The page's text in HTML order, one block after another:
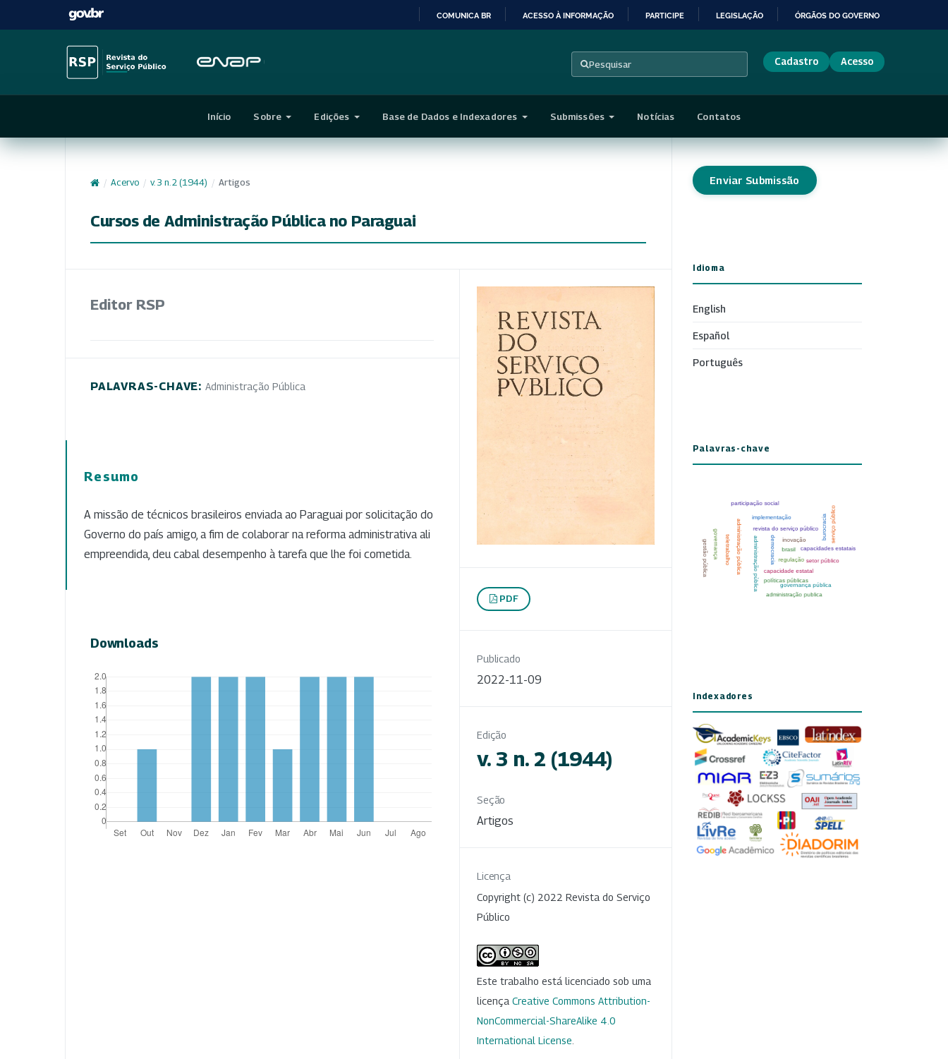
CONTEÚDO
COMUNICA BR ACESSO À INFORMAÇÃO PARTICIPE LEGISLAÇÃO ÓRGÃOS DO GOVERNO
Pesquisar Cadastro Acesso
Início Sobre Edições Base de Dados e Indexadores Submissões Notícias Contatos
/ Acervo / v. 3 n. 2 (1944) / Artigos
Cursos de Administração Pública no Paraguai
Editor RSP
PALAVRAS-CHAVE: Administração Pública
Resumo
A missão de técnicos brasileiros enviada ao Paraguai por solicitação do
Governo do país amigo, a fim de colaborar na reforma administrativa ali
empreendida, deu cabal desempenho à tarefa que lhe foi cometida.
Downloads
PDF
Publicado
2022-11-09
Edição
v. 3 n. 2 (1944)
Seção
Artigos
Licença
Copyright (c) 2022 Revista do Serviço
Público
Este trabalho está licenciado sob uma
licença Creative Commons Attribution-
NonCommercial-ShareAlike 4.0
International License
Enviar Submissão
Idioma
English
Español
Português
Palavras-chave
Indexadores